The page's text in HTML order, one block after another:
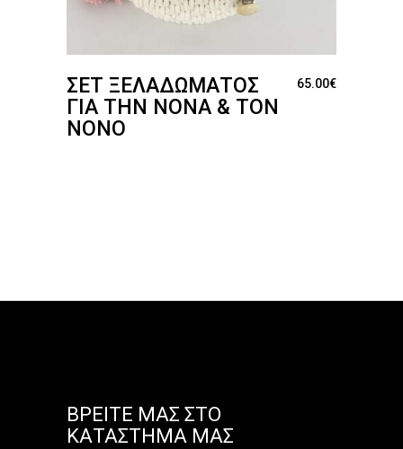
ΣΕΤ ΞΕΛΑΔΏΜΑΤΟΣ
ΓΙΑ ΤΗΝ ΝΟΝΆ & ΤΟΝ
ΝΟΝΌ
65.00€
ΒΡΕΊΤΕ ΜΑΣ ΣΤΟ
ΚΑΤΆΣΤΗΜΑ ΜΑΣ